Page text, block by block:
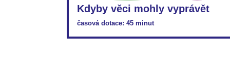
Kdyby věci mohly vyprávět
časová dotace: 45 minut